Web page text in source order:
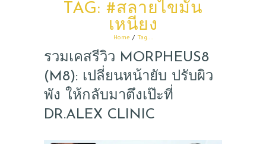
TAG: #สลายไขมัน
เหนียง
Home Tag...
รวมเคสรีวิว MORPHEUS8
(M8): เปลี่ยนหน้ายับ ปรับผิว
พัง ให้กลับมาตึงเป๊ะที่
DR.ALEX CLINIC